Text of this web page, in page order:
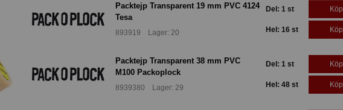
Packtejp Transparent 19 mm PVC 4124
Tesa
893919 Lager: 20
Del: 1 st Köp
Hel: 16 st Köp
Packtejp Transparent 38 mm PVC
M100 Packoplock
8939380 Lager: 29
Del: 1 st Köp
Hel: 48 st Köp